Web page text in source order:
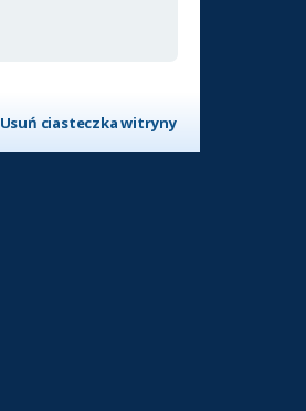
Usuń ciasteczka witryny